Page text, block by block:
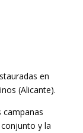
en
(Alicante).
campanas
y la